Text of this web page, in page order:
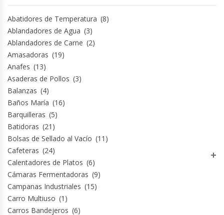
Hornos Turbos / Convectores
Hornos Industriales
Laminadora De Masas
Lavafondos
Lavavajillas
Licuadoras Industriales
Mesones De Trabajo
Mesones Refrigerados
Mesones Saladette
Abatidores de Temperatura (8)
Ablandadores de Agua (3)
Ablandadores de Carne (2)
Amasadoras (19)
Anafes (13)
Asaderas de Pollos (3)
Balanzas (4)
Baños María (16)
Barquilleras (5)
Batidoras (21)
Bolsas de Sellado al Vacío (11)
Cafeteras (24)
Calentadores de Platos (6)
Cámaras Fermentadoras (9)
Campanas Industriales (15)
Carro Multiuso (1)
Carros Bandejeros (6)